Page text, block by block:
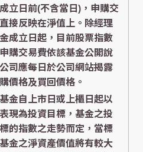
立日前(不含當日)，申購交
接反映在淨值上。除經理
成立日起，目前股票指數
購交易費依該基金公開說
司應每日於公司網站揭露
價格及買回價格。
金自上市日或上櫃日起以
現為投資目標，基金之投
的指數之走勢而定，當標
金之淨資產價值將有較大